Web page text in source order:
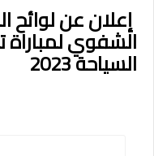
إعلان عن لوائح
السياحة 2023